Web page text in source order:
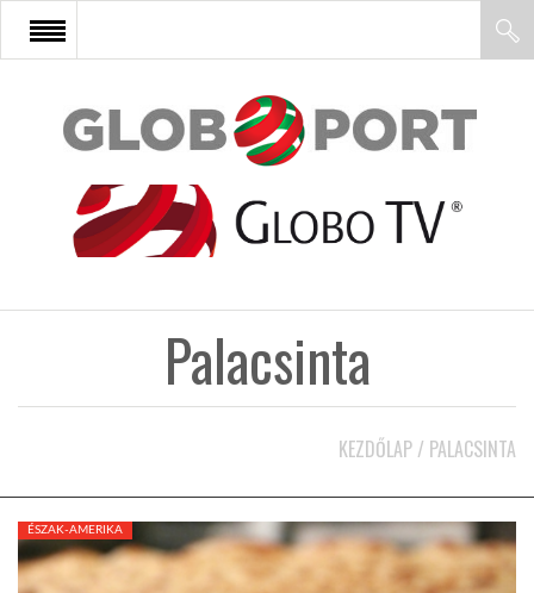
FŐOLDAL
AFRIKA
KÖZEL-KELET
Palacsinta
KEZDŐLAP / PALACSINTA
ÉSZAK-AMERIKA